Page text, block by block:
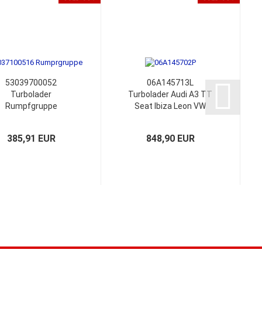
53039700052
Turbolader
Rumpfgruppe
06A145704S
385,91 EUR
06A145713L
Turbolader Audi A3 TT
Seat Ibiza Leon VW
Edition 06A145702P
848,90 EUR